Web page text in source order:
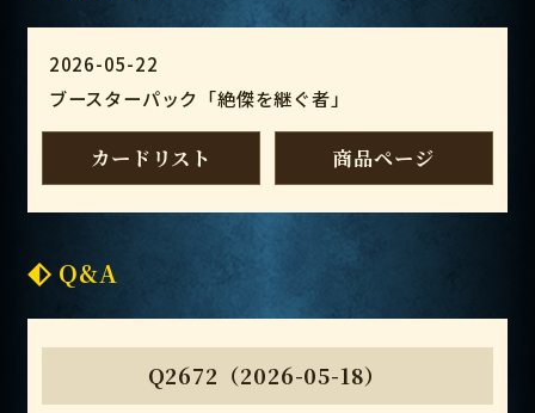
2026-05-22
ブースターパック「絶傑を継ぐ者」
カードリスト 商品ページ
Q&A
Q2672（2026-05-18）